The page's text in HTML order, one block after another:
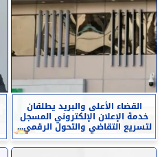
القضاء الأعلى والبريد يطلقان
خدمة الإعلان الإلكتروني المسجل
لتسريع التقاضي والتحول الرقمي...